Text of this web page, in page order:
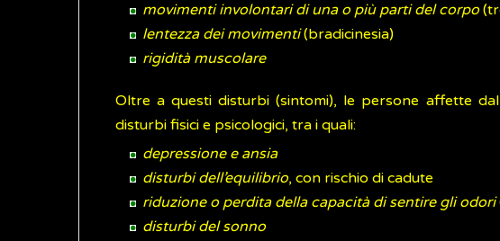
movimenti involontari di una o più parti del corpo
lentezza dei movimenti(bradicinesia)
rigidità muscolare
Oltre a questi disturbi (sintomi), le persone affette
disturbi fisici e psicologici, tra i quali:
depressione e ansia
disturbi dell’equilibrio, con rischio di cadute
riduzione o perdita della capacità di sentire gli odori
disturbi del sonno